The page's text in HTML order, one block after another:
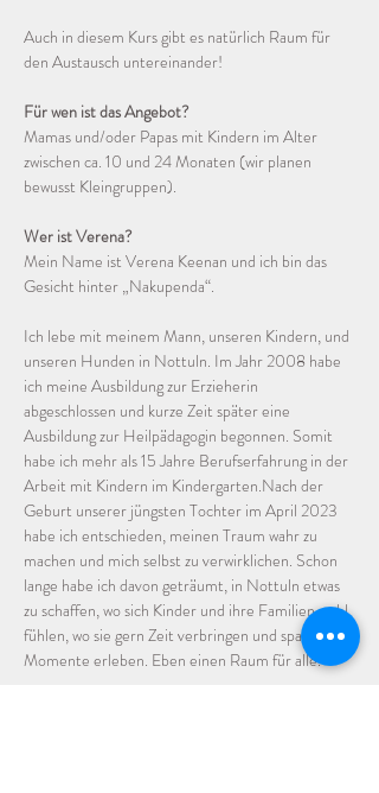
Auch in diesem Kurs gibt es natürlich Raum für
den Austausch untereinander!
Für wen ist das Angebot?
Mamas und/oder Papas mit Kindern im Alter
zwischen ca. 10 und 24 Monaten (wir planen
bewusst Kleingruppen).
Wer ist Verena?
Mein Name ist Verena Keenan und ich bin das
Gesicht hinter „Nakupenda“.
Ich lebe mit meinem Mann, unseren Kindern, und
unseren Hunden in Nottuln. Im Jahr 2008 habe
ich meine Ausbildung zur Erzieherin
abgeschlossen und kurze Zeit später eine
Ausbildung zur Heilpädagogin begonnen. Somit
habe ich mehr als 15 Jahre Berufserfahrung in der
Arbeit mit Kindern im Kindergarten.Nach der
Geburt unserer jüngsten Tochter im April 2023
habe ich entschieden, meinen Traum wahr zu
machen und mich selbst zu verwirklichen. Schon
lange habe ich davon geträumt, in Nottuln etwas
zu schaffen, wo sich Kinder und ihre Familien wohl
fühlen, wo sie gern Zeit verbringen und spannende
Momente erleben. Eben einen Raum für alle.